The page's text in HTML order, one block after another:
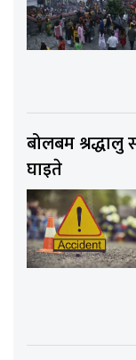
बोलबम श्रद्धालु
घाइते